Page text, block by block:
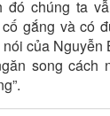
đó chúng ta
gắng và có
của Nguyễn
song cách